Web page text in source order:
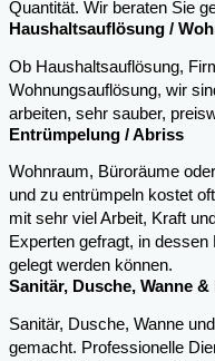
Quantität. Wir beraten Sie
Haushaltsauflösung /
Ob Haushaltsauflösung,
Wohnungsauflösung, wir
arbeiten, sehr sauber,
Entrümpelung / Abriss
Wohnraum, Büroräume
und zu entrümpeln kostet
mit sehr viel Arbeit, Kraft
Experten gefragt, in dessen
gelegt werden können.
Sanitär, Dusche, Wanne
Sanitär, Dusche, Wanne
gemacht. Professionelle